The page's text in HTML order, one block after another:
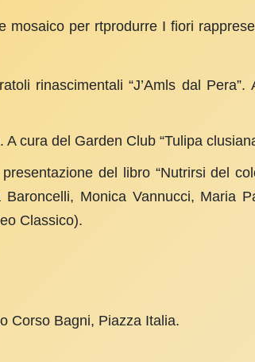
per rtprodurre I fiori
rinascimentali “J’Amls dal
cura del Garden Club “Tulipa
del libro “Nutrirsi del
Mo­nica Vannucci, Maria
Classico).
Corso Bagni, Piazza Italia.